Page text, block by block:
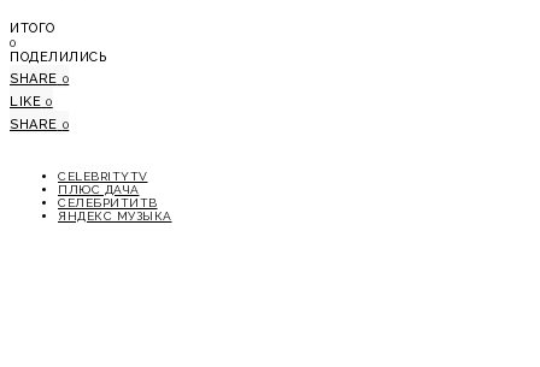
ИТОГО
0
ПОДЕЛИЛИСЬ
SHARE 0
LIKE 0
SHARE 0
CELEBRITYTV
ПЛЮС ДАЧА
СЕЛЕБРИТИТВ
ЯНДЕКС МУЗЫКА